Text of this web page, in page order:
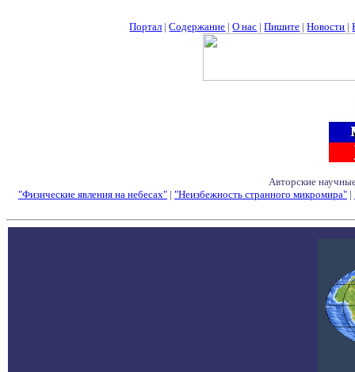
Портал |Содержание |О нас |Пишите |Новости |
Авторские
"Физические явления на небесах" | "Неизбежность странного микромира" |